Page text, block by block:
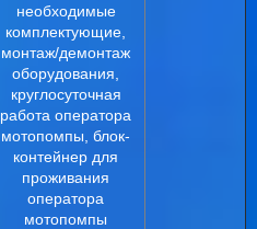
необходимые
комплектующие,
монтаж/демонтаж
оборудования,
круглосуточная
работа оператора
мотопомпы, блок-
контейнер для
проживания
оператора
мотопомпы